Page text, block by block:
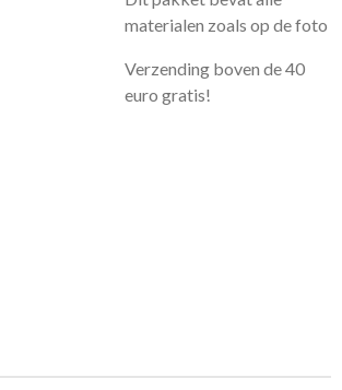
materialen zoals op de foto
Verzending boven de 40
euro gratis!